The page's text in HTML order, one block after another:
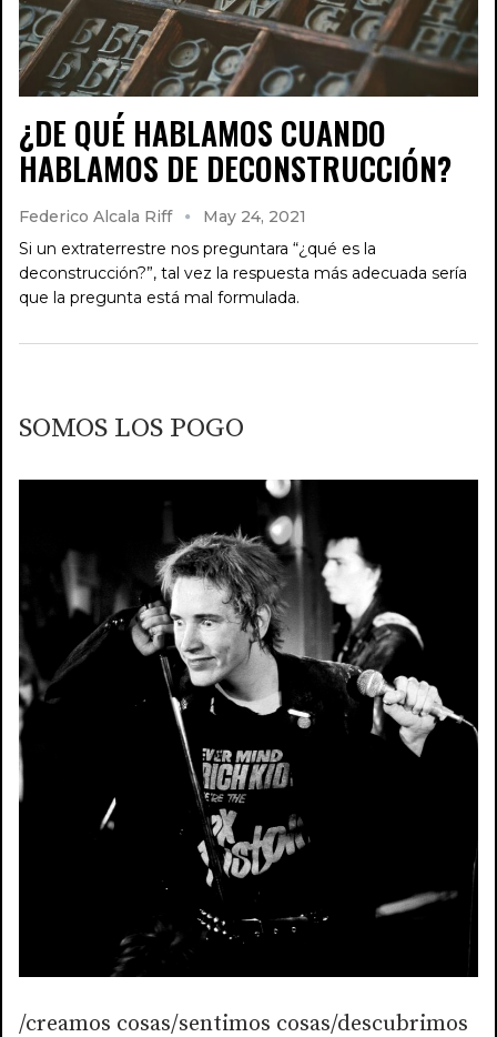
¿DE QUÉ HABLAMOS CUANDO
HABLAMOS DE DECONSTRUCCIÓN?
Federico Alcala Riff
May 24, 2021
Si un extraterrestre nos preguntara “¿qué es la
deconstrucción?”, tal vez la respuesta más adecuada sería
que la pregunta está mal formulada.
SOMOS LOS POGO
/creamos cosas/sentimos cosas/descubrimos